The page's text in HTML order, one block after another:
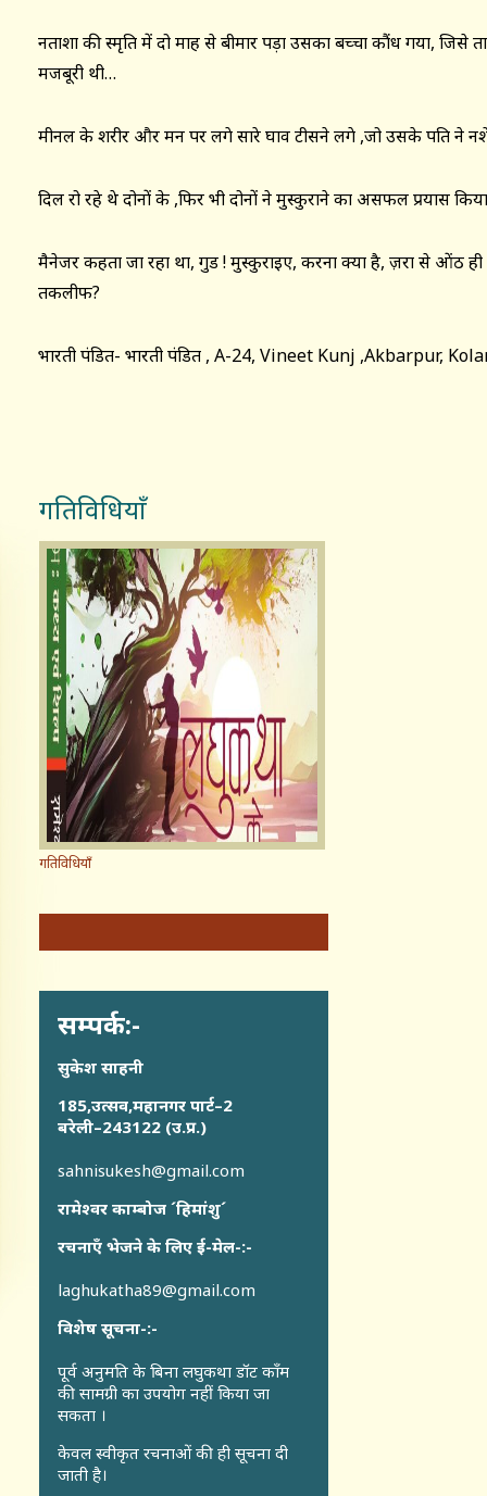
नताशा की स्मृति में दो माह से बीमार पड़ा उसका बच्चा कौंध गया,
मजबूरी थी…
मीनल के शरीर और मन पर लगे सारे घाव टीसने लगे ,जो उसके पति ने
दिल रो रहे थे दोनों के ,फिर भी दोनों ने मुस्कुराने का असफल प्रयास
मैनेजर कहता जा रहा था, गुड ! मुस्कुराइए, करना क्या है, ज़रा से ओंठ
तकलीफ?
भारती पंडित- भारती पंडित , A-24, Vineet Kunj ,Akbarpur,
गतिविधियाँ
गतिविधियाँ
सम्पर्क:-
सुकेश साहनी
185,उत्सव,महानगर पार्ट–2
बरेली–243122 (उ.प्र.)
sahnisukesh@gmail.com
रामेश्वर काम्बोज ´हिमांशु´
रचनाएँ भेजने के लिए ई-मेल-:-
laghukatha89@gmail.com
विशेष सूचना-:-
पूर्व अनुमति के बिना लघुकथा डॉट कॉंम
की सामग्री का उपयोग नहीं किया जा
सकता ।
केवल स्वीकृत रचनाओं की ही सूचना दी
जाती है।